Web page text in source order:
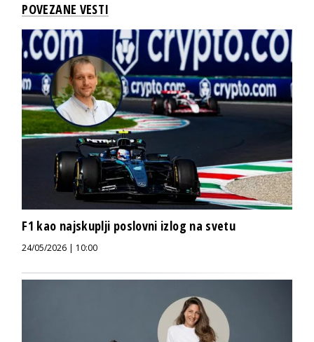
POVEZANE VESTI
F1 kao najskuplji poslovni izlog na svetu
24/05/2026 | 10:00